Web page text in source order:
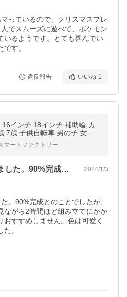
っているので、クリスマスプレ
でスムーズに遊べて、ポケモン
いるようです。とても喜んでい
す。
違反報告 いいね 1
インチ 18インチ 補助輪 カ
7歳 子供自転車 男の子 女の
ズ こども 小学生
マートファクトリー
した。90%完成… 2024/1/3
。90%完成とのことでしたが、
ながら2時間ほど組み立てにかか
おすすめしません。色は可愛く
。